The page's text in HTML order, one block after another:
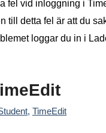
fel vid inloggning i
till detta fel är att du
loggar du in i
, TimeEdit